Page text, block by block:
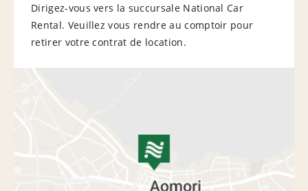
Dirigez-vous vers la succursale National Car
Rental. Veuillez vous rendre au comptoir pour
retirer votre contrat de location.